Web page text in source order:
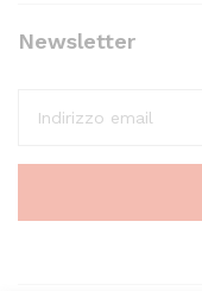
Newsletter